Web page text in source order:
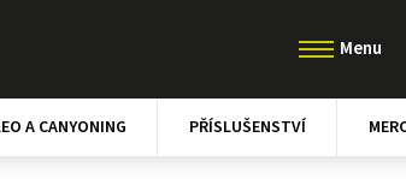
A CANYONING PŘÍSLUŠENSTVÍ